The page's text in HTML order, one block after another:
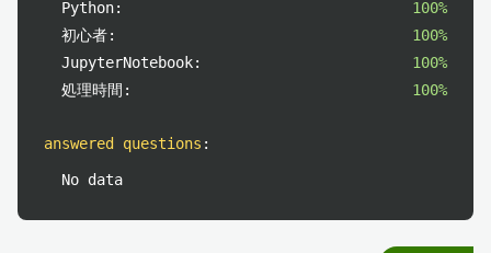
Python:
100%
初心者:
100%
JupyterNotebook:
100%
処理時間:
100%
answered questions :
No data